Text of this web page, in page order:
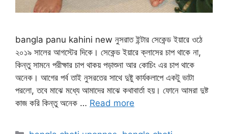
bangla panu kahini new নুসরাত ইন্টার সেকেন্ড ইয়ারে ওঠে
২০১৯ সালের আগস্টের দিকে। সেকেন্ড ইয়ারে ক্লাসের চাপ থাকে না,
কিন্তু সামনে পরীক্ষার চাপ থাকয় পড়াশুনা আর কোচিং এর চাপ থাকে
অনেক। আগের পর্ব তাই নুসরতের সাথে দুষ্টু কার্যকলাপে একটু ভাটা
পরলো, তবে মাঝে মধ্যে আমাদের মাঝে কথাবার্তা হয়। ফোনে আমরা দুষ্ট
কাজ করি কিন্তু অনেক … Read more